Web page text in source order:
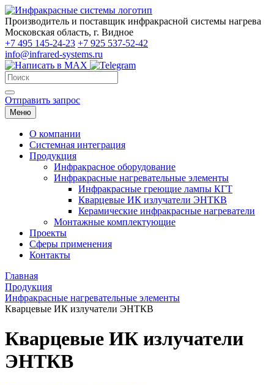
Производитель и поставщик инфракрасной системы нагрева
Московская область, г. Видное
+7 495 145-24-23 +7 925 537-52-42
info@infrared-systems.ru
Отправить запрос
Меню
О компании
Системная интеграция
Продукция
Инфракрасное оборудование
Инфракрасные нагревательные элементы
Инфракрасные греющие лампы КГТ
Кварцевые ИК излучатели ЭНТКВ
Керамические инфракрасные нагреватели
Монтажные комплектующие
Проекты
Сферы применения
Контакты
Главная
Продукция
Инфракрасные нагревательные элементы
Кварцевые ИК излучатели ЭНТКВ
Кварцевые ИК излучатели
ЭНТКВ